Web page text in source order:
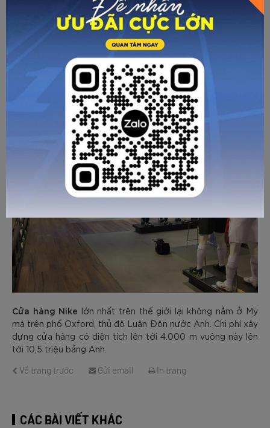
tiền khổng lồ lên tới 60 triệu USD từ tiền bản quyền với
Nike. Cho đến nay, cầu thủ bóng rổ này vẫn là người có hợp
đồng quảng cáo lớn nhất với thương hiệu này.
Quảng cái giày Air Max năm 1987 của Nike đã sử dụng bài
“Revolution” của nhóm nhạc huyền thoại The Beatles. Đây
cũng là lần đầu tiên một bài hát của nhóm nhạc huyền thoại
này được sử dụng trong 1 TVC quảng cáo truyền hình.
Cửa hàng Nike lớn nhất trên thế giới lại không nằm ở Mỹ
mà trên phố Oxford, thủ đô Luân Đôn nước Anh. Chi phí xây
dựng cửa hàng có diện tích lên tới 4.000 m vuông này lên
tới 10,5 triệu bảng Anh.
Về trang trước
Gửi email In trang
CÁC BÀI VIẾT KHÁC